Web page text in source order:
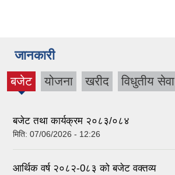
जानकारी
बजेट
(active
योजना खरीद विधुतीय सेवा
बजेट तथा कार्यक्रम २०८३/०८४
मिति: 07/06/2026 - 12:26
आर्थिक वर्ष २०८२-0८३ को बजेट वक्तव्य